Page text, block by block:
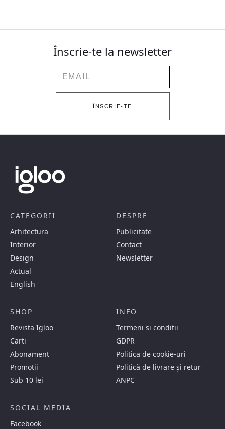
Înscrie-te la newsletter
Email
ÎNSCRIE-TE
CATEGORII
Arhitectura
Interior
Design
Actual
English
DESPRE
Publicitate
Contact
Newsletter
SHOP
Revista Igloo
Carti
Abonament
Promotii
Sub 10 lei
INFO
Termeni si conditii
GDPR
Politica de cookie-uri
Politică de livrare și retur
ANPC
SOCIAL MEDIA
Facebook